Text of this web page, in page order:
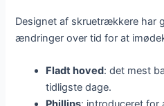
Designet af skruetrækkere har
ændringer over tid for at
Fladt hoved: det mest
tidligste dage.